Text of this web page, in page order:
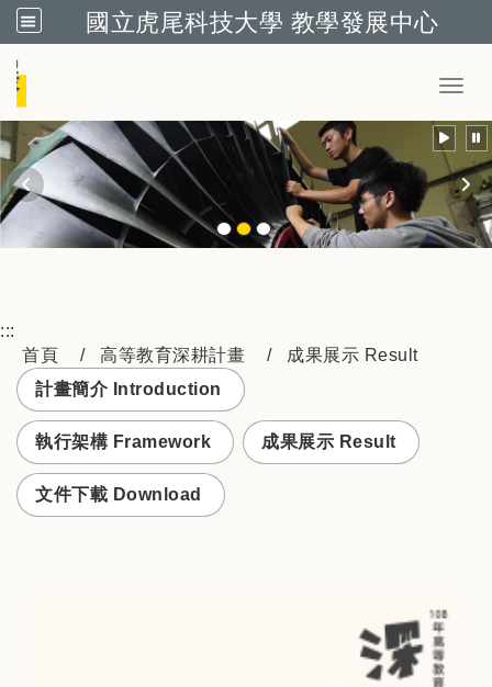
國立虎尾科技大學 教學發展中心
:::
首頁
高等教育深耕計畫
成果展示 Result
計畫簡介 Introduction
執行架構 Framework 成果展示 Result
文件下載 Download